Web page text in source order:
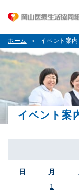
ホーム イベント案内
イベント案
日 月
1